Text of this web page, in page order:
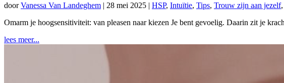
doorVanessa Van Landeghem | 28 mei 2025 | HSP, Intuïtie, Tips, Trouw zijn aan jezelf,
Omarm je hoogsensitiviteit: van pleasen naar kiezen Je bent gevoelig. Daarin zit je
lees meer...